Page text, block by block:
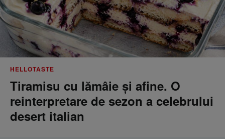
HELLOTASTE
Tiramisu cu lămâie și afine. O
reinterpretare de sezon a celebrului
desert italian